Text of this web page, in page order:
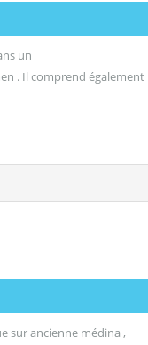
un
. Il comprend également
sur ancienne médina ,